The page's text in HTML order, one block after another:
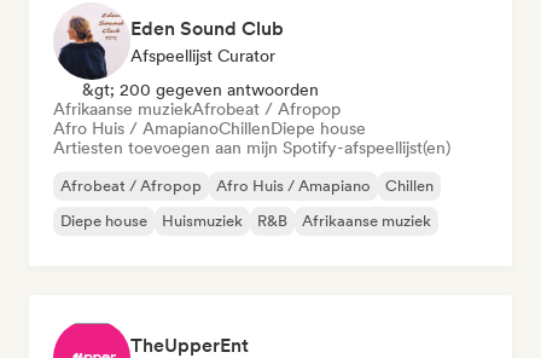
Eden Sound Club
Afspeellijst Curator
&gt; 200 gegeven antwoorden
Afrikaanse muziekAfrobeat / Afropop
Afro Huis / AmapianoChillenDiepe house
Artiesten toevoegen aan mijn Spotify-afspeellijst(en)
Afrobeat / Afropop Afro Huis / Amapiano
Chillen
Diepe house
Huismuziek R&B Afrikaanse muziek
TheUpperEnt